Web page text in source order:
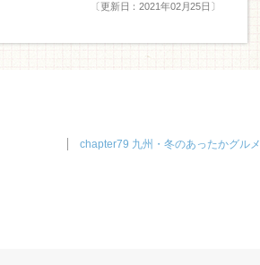
〔更新日：2021年02月25日〕
chapter79 九州・冬のあったかグルメ